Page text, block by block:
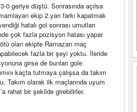
0 geriye düştü. Sonrasında açılsa
ekip 2.yarı farkı kapatmak
hatalı gol sonrası umutları
çok fazla pozisyon hatası yapar
olan ekipte Ramazan maç
fazla bir şeyi yoktu. İleride
girse de bunları gole
kaçta tutmaya çalışsa da takım
Takım olarak ilk maçlarında uyum
rahat bir şekilde girebilirler.